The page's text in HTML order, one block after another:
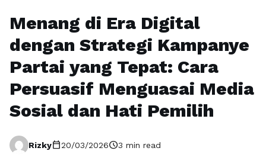
Menang di Era Digital
dengan Strategi Kampanye
Partai yang Tepat: Cara
Persuasif Menguasai Media
Sosial dan Hati Pemilih
Rizkycalendar_today20/03/2026schedule3 min read